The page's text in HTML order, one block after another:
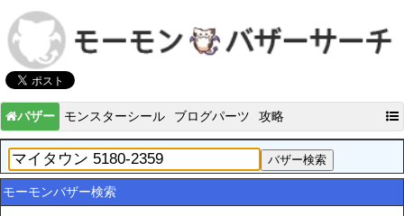
バザー モンスターシール ブログパーツ 攻略
モーモンバザー検索